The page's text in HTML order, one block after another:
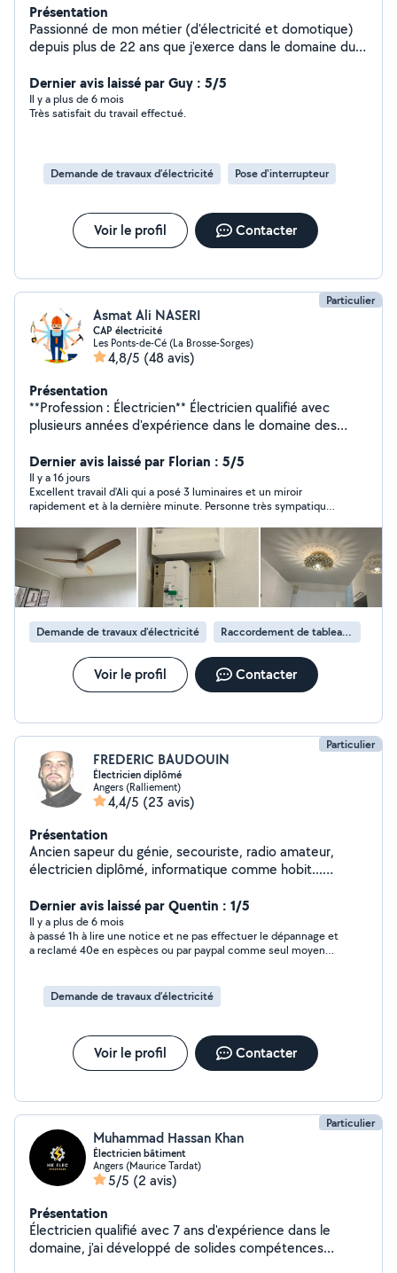
Présentation
Passionné de mon métier (d'électricité et domotique)
depuis plus de 22 ans que j'exerce dans le domaine du
l'exécution des missions et un éternel étudiant qui se
perfectionne à chaque opportunité sur la nouvelle
technique et technologie
Dernier avis laissé par Guy : 5/5
Il y a plus de 6 mois
Très satisfait du travail effectué.
Demande de travaux d’électricité Pose d'interrupteur
Voir le profil Contacter
Particulier
Asmat Ali NASERI
CAP électricité
Les Ponts-de-Cé (La Brosse-Sorges)
4,8/5 (48 avis)
Présentation
**Profession : Électricien** Électricien qualifié avec
plusieurs années d'expérience dans le domaine des
polyvalents tels que la peinture, le montage de meubles
et les petites réparations. Ma priorité est de fournir un
service fiable **Compétences :** - Installation et
dépannages électriques - Peinture et rénovation
intérieure - Montage et assemblage de meubles - Petits
travaux de bricolage Montage de cuisine Placo Solde
Parquet Peinture tapisserie Je suis disponible pour des
missions ponctuelles ou des projets à plus long terme.
Cela peut être adapté selon vos besoins !
Dernier avis laissé par Florian : 5/5
Il y a 16 jours
Excellent travail d'Ali qui a posé 3 luminaires et un miroir
rapidement et à la dernière minute. Personne très sympatique
Demande de travaux d’électricité Raccordement de tableau électrique
Voir le profil Contacter
Particulier
FREDERIC BAUDOUIN
Électricien diplômé
Angers (Ralliement)
4,4/5 (23 avis)
Présentation
Ancien sapeur du génie, secouriste, radio amateur,
électricien diplômé, informatique comme hobit...
électriques, téléphonique, informatique et internet, en
conseil, diagnostic, dépannage et installation...
Dernier avis laissé par Quentin : 1/5
Il y a plus de 6 mois
à passé 1h à lire une notice et ne pas effectuer le dépannage et
a reclamé 40e en espèces ou par paypal comme seul moyen
Demande de travaux d’électricité
Voir le profil Contacter
Particulier
Muhammad Hassan Khan
Électricien bâtiment
Angers (Maurice Tardat)
5/5 (2 avis)
Présentation
Électricien qualifié avec 7 ans d'expérience dans le
domaine, j'ai développé de solides compétences